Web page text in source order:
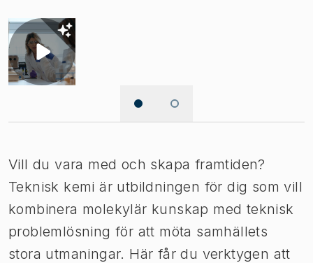
Bild 1 av 2
Vill du vara med och skapa framtiden?
Teknisk kemi är utbildningen för dig som vill
kombinera molekylär kunskap med teknisk
problemlösning för att möta samhällets
stora utmaningar. Här får du verktygen att